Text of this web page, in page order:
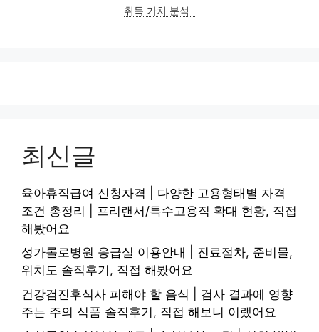
취득 가치 분석
최신글
육아휴직급여 신청자격 | 다양한 고용형태별 자격
조건 총정리 | 프리랜서/특수고용직 확대 현황, 직접
해봤어요
성가롤로병원 응급실 이용안내 | 진료절차, 준비물,
위치도 솔직후기, 직접 해봤어요
건강검진후식사 피해야 할 음식 | 검사 결과에 영향
주는 주의 식품 솔직후기, 직접 해보니 이랬어요